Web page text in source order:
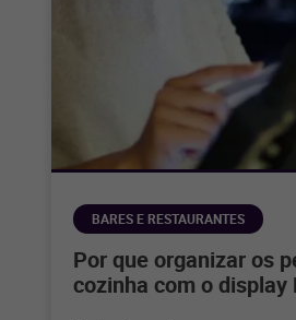
BARES E RESTAURANTES
Por que organizar os
cozinha com o display